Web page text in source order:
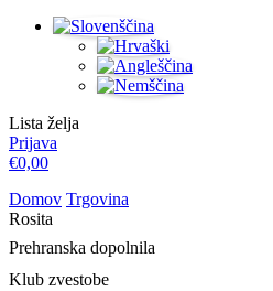
Lista želja
Prijava
€0,00
Domov Trgovina
Rosita
Prehranska dopolnila
Klub zvestobe